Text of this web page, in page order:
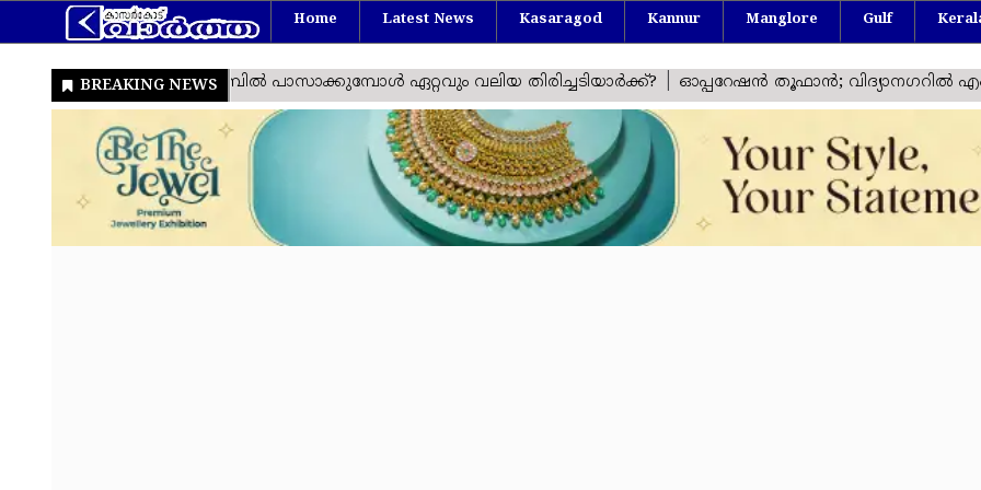
Home Latest News Kasaragod Kannur Manglore Gulf